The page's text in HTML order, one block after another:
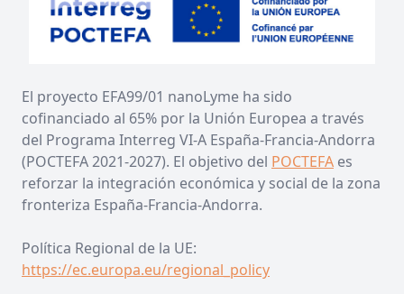
El proyecto EFA99/01 nanoLyme ha sido
cofinanciado al 65% por la Unión Europea a través
del Programa Interreg VI-A España-Francia-Andorra
(POCTEFA 2021-2027). El objetivo del POCTEFA es
reforzar la integración económica y social de la zona
fronteriza España-Francia-Andorra.
Política Regional de la UE:
https://ec.europa.eu/regional_policy